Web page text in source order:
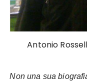
Antonio
Non una sua